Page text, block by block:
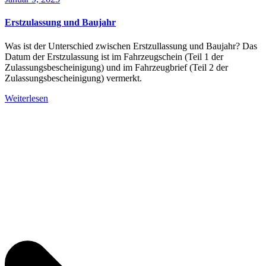
Erstzulassung und Baujahr
Was ist der Unterschied zwischen Erstzullassung und Baujahr? Das
Datum der Erstzulassung ist im Fahrzeugschein (Teil 1 der
Zulassungsbescheinigung) und im Fahrzeugbrief (Teil 2 der
Zulassungsbescheinigung) vermerkt.
Weiterlesen